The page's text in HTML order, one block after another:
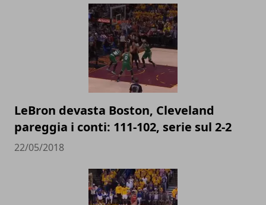
LeBron devasta Boston, Cleveland
pareggia i conti: 111-102, serie sul 2-2
22/05/2018